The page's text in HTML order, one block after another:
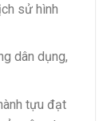
sử hình
dân dụng,
tựu đạt